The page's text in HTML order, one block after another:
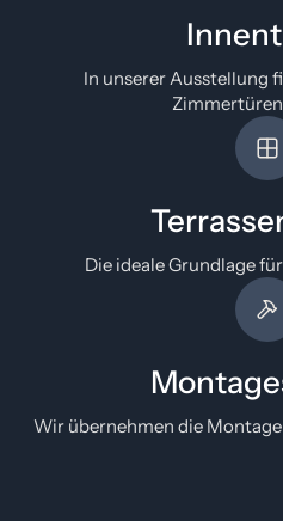
In unserer Ausstellung
Die ideale Grundlage
Wir übernehmen die